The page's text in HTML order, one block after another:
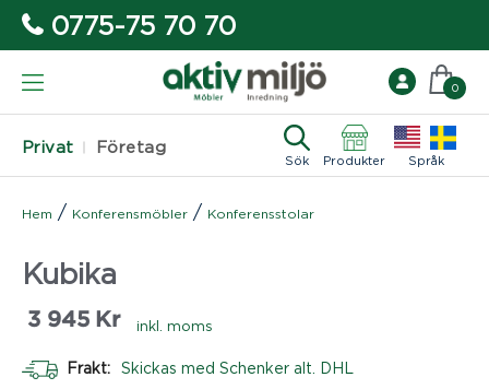
0775-75 70 70
Privat Företag
Sök Produkter Språk
0
Hem / Konferensmöbler / Konferensstolar
Kubika
3 945 Kr inkl. moms
Frakt: Skickas med Schenker alt. DHL